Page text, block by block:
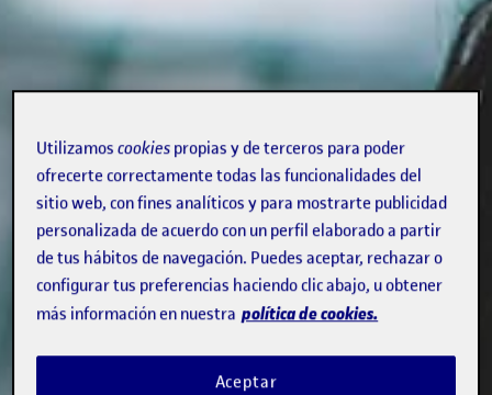
Utilizamoscookies propias y de terceros para poder
ofrecerte correctamente todas las funcionalidades del
sitio web, con fines analíticos y para mostrarte publicidad
personalizada de acuerdo con un perfil elaborado a partir
de tus hábitos de navegación. Puedes aceptar, rechazar o
configurar tus preferencias haciendo clic abajo, u obtener
más información en nuestra política de cookies.
Aceptar